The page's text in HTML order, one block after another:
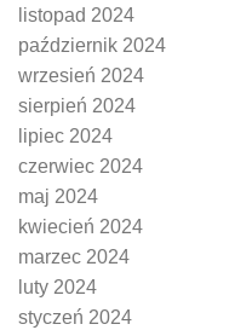
listopad 2024
październik 2024
wrzesień 2024
sierpień 2024
lipiec 2024
czerwiec 2024
maj 2024
kwiecień 2024
marzec 2024
luty 2024
styczeń 2024